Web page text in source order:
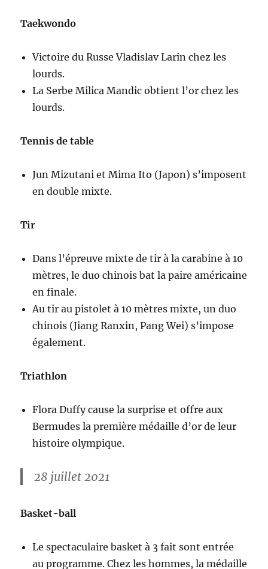
Taekwondo
Victoire du Russe Vladislav Larin chez les
lourds.
La Serbe Milica Mandic obtient l’or chez les
lourds.
Tennis de table
Jun Mizutani et Mima Ito (Japon) s’imposent
en double mixte.
Tir
Dans l’épreuve mixte de tir à la carabine à 10
mètres, le duo chinois bat la paire américaine
en finale.
Au tir au pistolet à 10 mètres mixte, un duo
chinois (Jiang Ranxin, Pang Wei) s’impose
également.
Triathlon
Flora Duffy cause la surprise et offre aux
Bermudes la première médaille d’or de leur
histoire olympique.
28 juillet 2021
Basket-ball
Le spectaculaire basket à 3 fait sont entrée
au programme. Chez les hommes, la médaille